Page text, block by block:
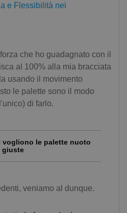
e Flessibilità nei
che ho guadagnato con il
al 100% alla mia bracciata
usando il movimento
le palette sono il modo
di farlo.
vogliono le palette nuoto
giuste
veniamo al dunque.